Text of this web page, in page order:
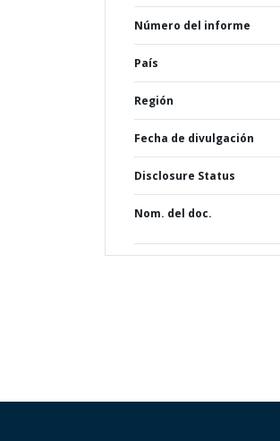
Número del informe
País
Región
Fecha de divulgación
Disclosure Status
Nom. del doc.